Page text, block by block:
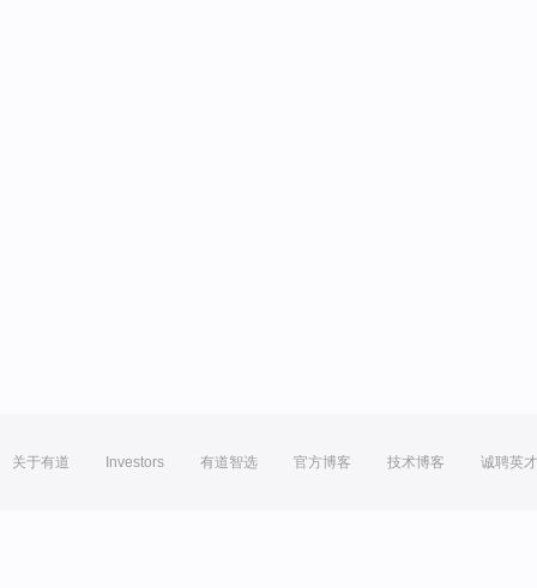
关于有道 Investors 有道智选 官方博客 技术博客 诚聘英才